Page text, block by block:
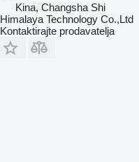
Kina, Changsha Shi
Himalaya Technology Co.,Ltd
Kontaktirajte prodavatelja